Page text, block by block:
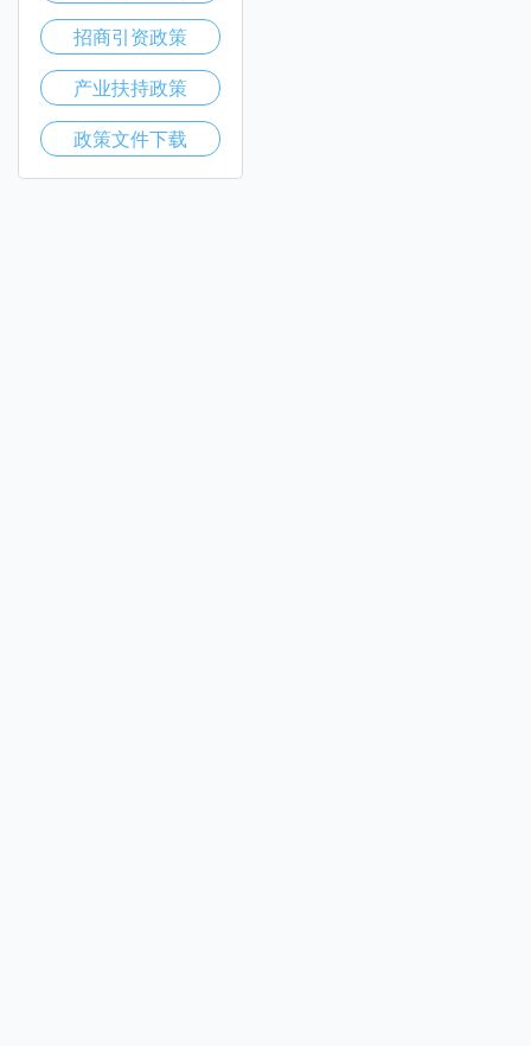
招商引资政策
产业扶持政策
政策文件下载